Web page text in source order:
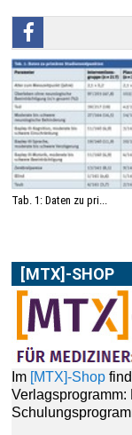
Tab. 1: Daten zu pri...
[MTX]-SHOP
Im
ABONNEMENT